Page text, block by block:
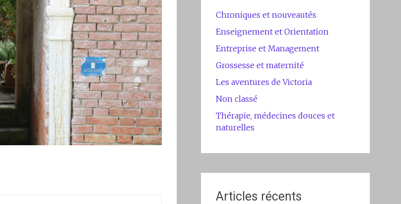
Chroniques et nouveautés
Enseignement et Orientation
Entreprise et Management
Grossesse et maternité
Les aventures de Victoria
Non classé
Thérapie, médecines douces et
naturelles
Articles récents